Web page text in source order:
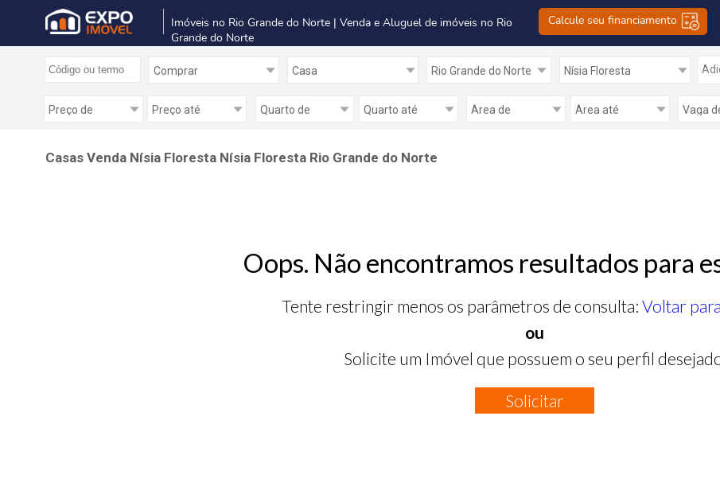
Imóveis no Rio Grande do Norte | Venda e Aluguel de imóveis no Rio
Grande do Norte
Calcule seu financiamento
Casas Venda Nísia Floresta Nísia Floresta Rio Grande do Norte
Oops. Não encontramos resultados para
Tente restringir menos os parâmetros de consulta: Voltar
ou
Solicite um Imóvel que possuem o seu perfil
Solicitar